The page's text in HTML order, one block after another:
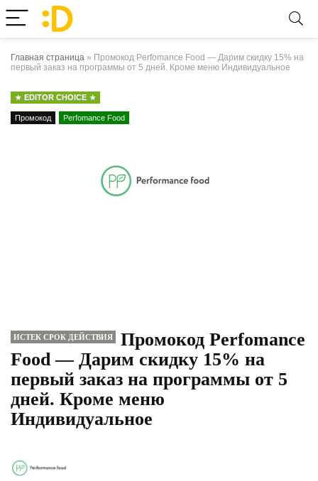
Главная страница » Промокод Perfomance Food — Дарим скидку 15% на
первый заказ на программы от 5 дней. Кроме меню Индивидуальное
EDITOR CHOICE
Промокод Perfomance Food
ИСТЕК СРОК ДЕЙСТВИЯ
Промокод Perfomance
Food — Дарим скидку 15% на
первый заказ на программы от 5
дней. Кроме меню
Индивидуальное